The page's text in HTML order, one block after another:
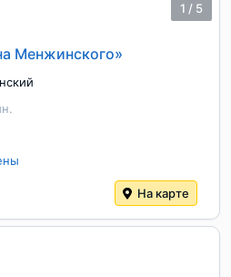
1 / 5
Менжинского»
На карте